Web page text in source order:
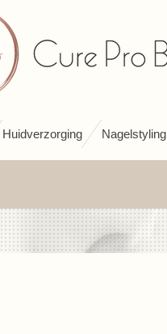
Huidverzorging Nagelstyling